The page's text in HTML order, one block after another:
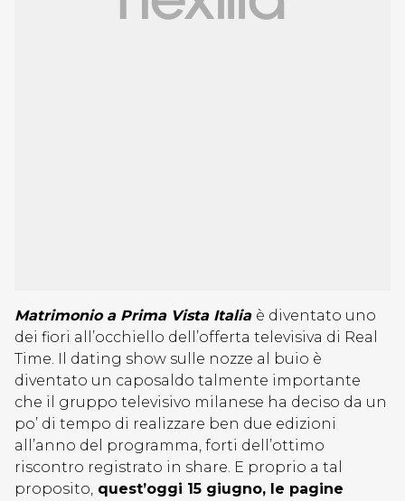
Matrimonio a Prima Vista Italia è diventato uno
dei fiori all’occhiello dell’offerta televisiva di Real
Time. Il dating show sulle nozze al buio è
diventato un caposaldo talmente importante
che il gruppo televisivo milanese ha deciso da un
po’ di tempo di realizzare ben due edizioni
all’anno del programma, forti dell’ottimo
riscontro registrato in share. E proprio a tal
proposito, quest’oggi 15 giugno, le pagine